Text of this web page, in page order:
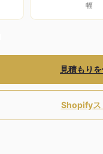
幅
見積もり
Shopifyス